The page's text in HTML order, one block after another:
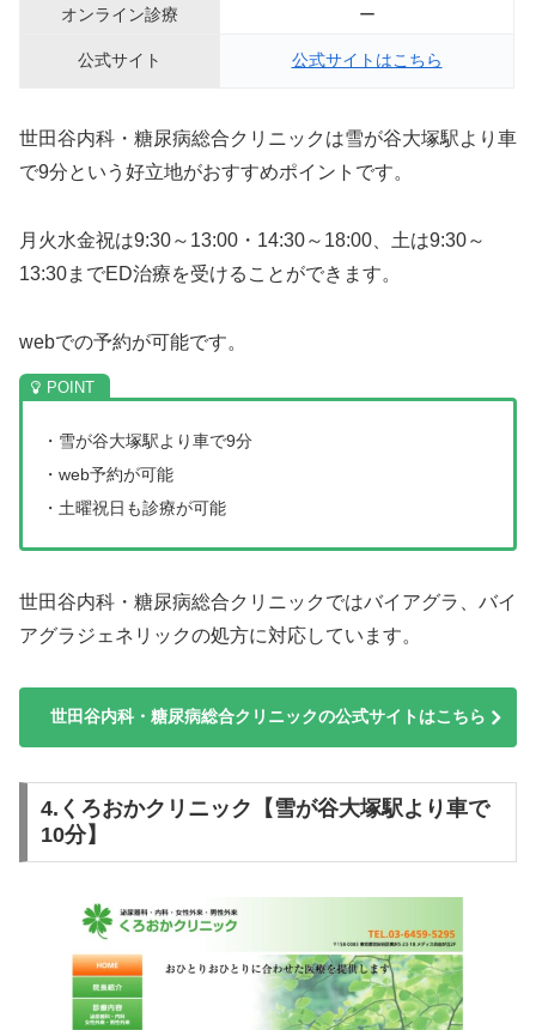
オンライン診療 ー
公式サイト 公式サイトはこちら
世田谷内科・糖尿病総合クリニックは雪が谷大塚駅より車
で9分という好立地がおすすめポイントです。
月火水金祝は9:30～13:00・14:30～18:00、土は9:30～
13:30までED治療を受けることができます。
webでの予約が可能です。
・雪が谷大塚駅より車で9分
・web予約が可能
・土曜祝日も診療が可能
世田谷内科・糖尿病総合クリニックではバイアグラ、バイ
アグラジェネリックの処方に対応しています。
世田谷内科・糖尿病総合クリニックの公式サイトはこちら
4.くろおかクリニック【雪が谷大塚駅より車で
10分】